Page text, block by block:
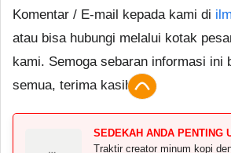
Komentar / E-mail kepada kami di
atau bisa hubungi melalui kotak
kami. Semoga sebaran informasi ini
semua, terima kasih.
SEDEKAH ANDA PENTING
Traktir creator minum kopi